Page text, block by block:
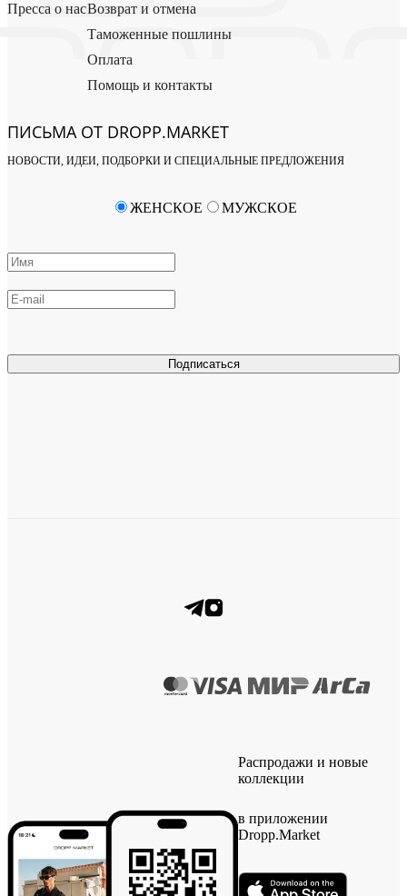
Пресса о насВозврат и отмена
Таможенные пошлины
Оплата
Помощь и контакты
ПИСЬМА ОТ DROPP.MARKET
НОВОСТИ, ИДЕИ, ПОДБОРКИ И СПЕЦИАЛЬНЫЕ ПРЕДЛОЖЕНИЯ
Подписаться
ЖЕНСКОЕ МУЖСКОЕ
Распродажи и новые
коллекции
в приложении
Dropp.Market